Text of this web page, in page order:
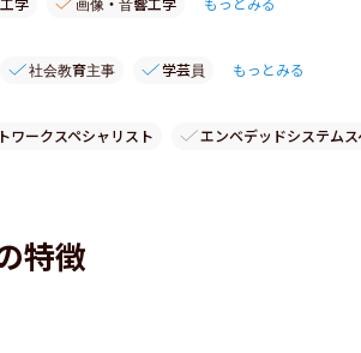
社会教育主事 学芸員 もっとみる
ワークスペシャリスト エンベデッドシステム
特徴